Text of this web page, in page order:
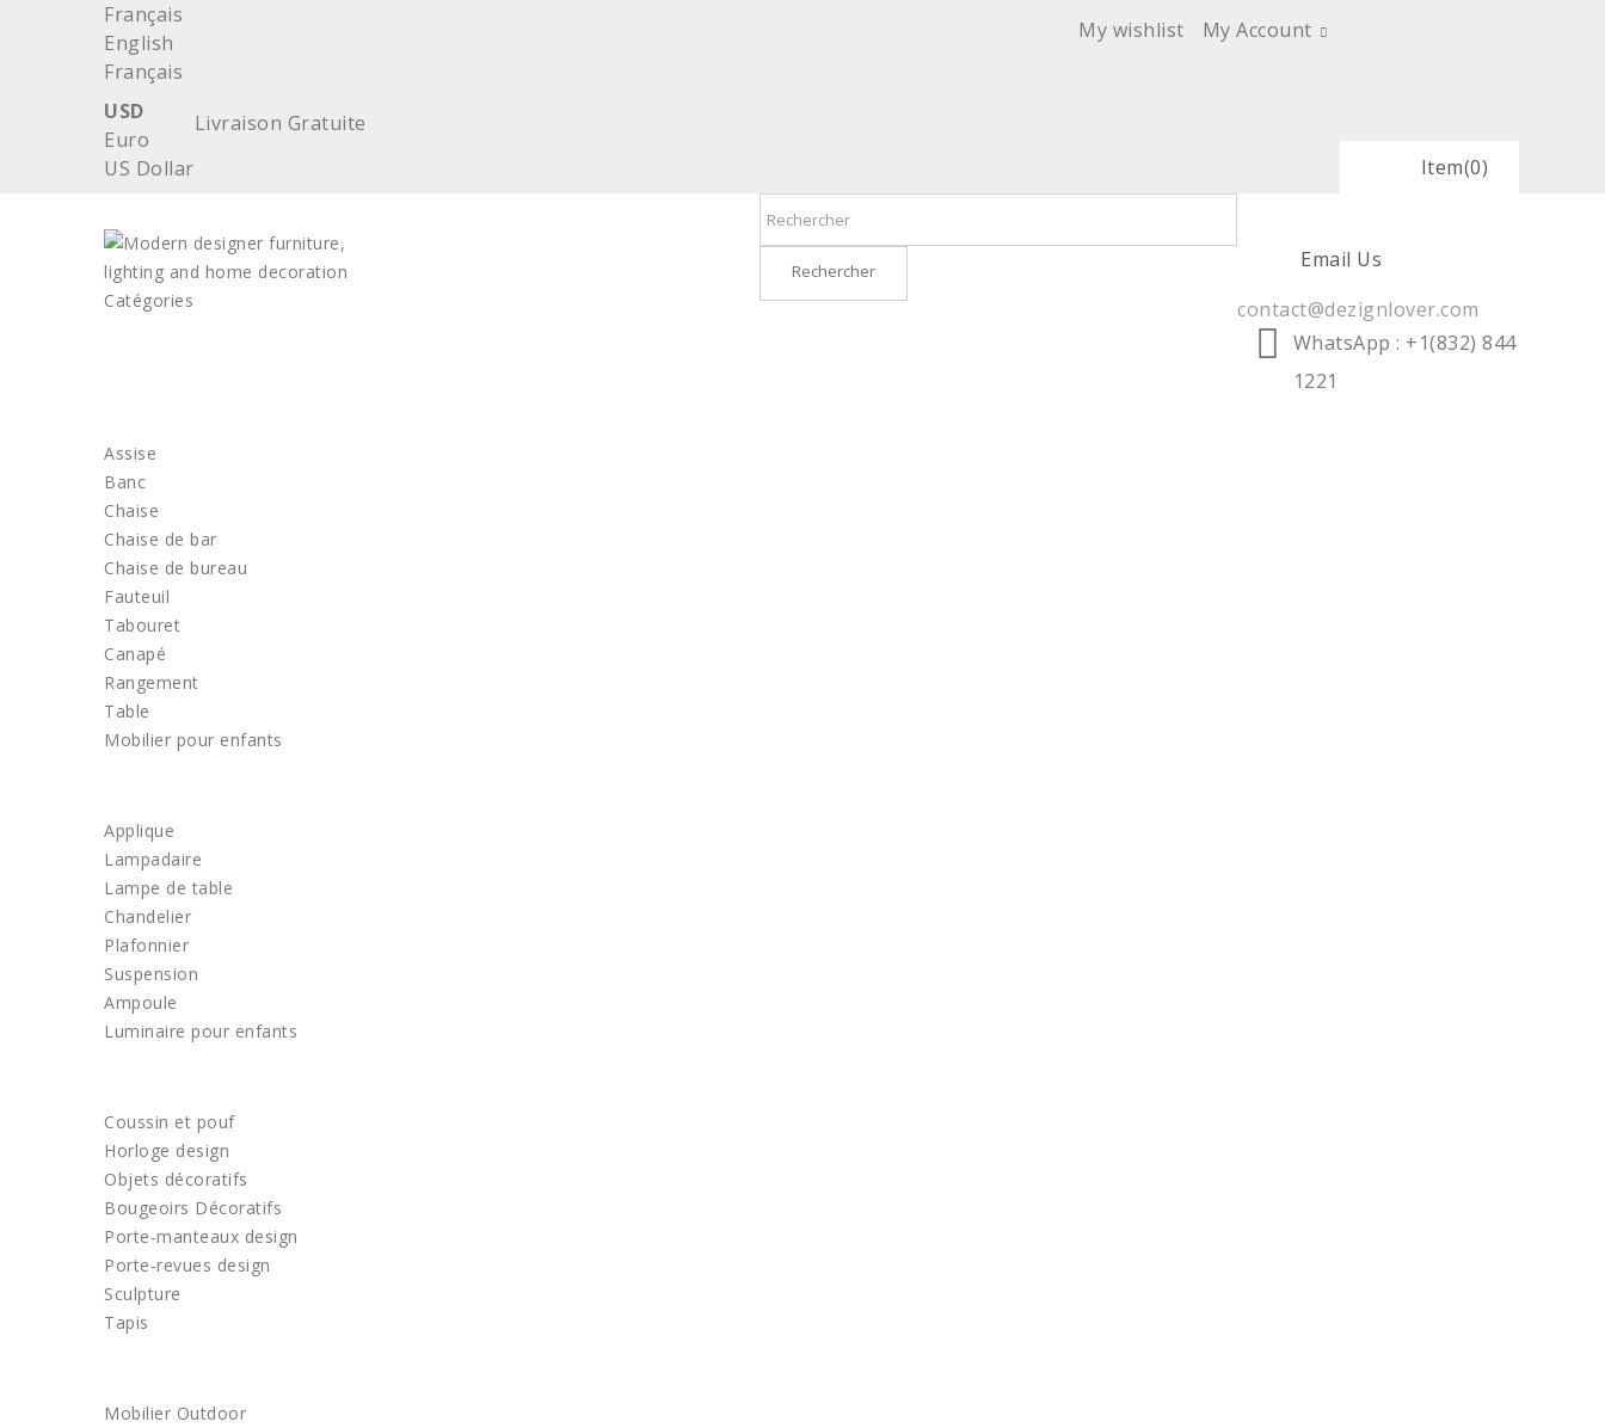
My wishlist My Account
Français
English
Français
USD
Euro
US Dollar
Livraison Gratuite
Item(0)
Rechercher
Email Us
contact@dezignlover.com
WhatsApp : +1(832) 844
1221
Catégories
Assise
Banc
Chaise
Chaise de bar
Chaise de bureau
Fauteuil
Tabouret
Canapé
Rangement
Table
Mobilier pour enfants
Applique
Lampadaire
Lampe de table
Chandelier
Plafonnier
Suspension
Ampoule
Luminaire pour enfants
Coussin et pouf
Horloge design
Objets décoratifs
Bougeoirs Décoratifs
Porte-manteaux design
Porte-revues design
Sculpture
Tapis
Mobilier Outdoor